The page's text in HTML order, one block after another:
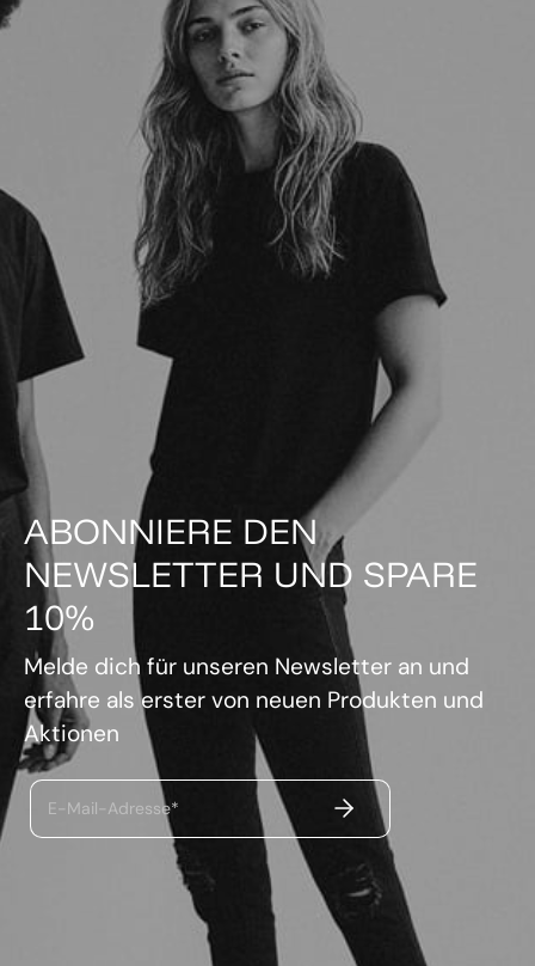
ABONNIERE DEN
NEWSLETTER UND SPARE
10%
Melde dich für unseren Newsletter an und
erfahre als erster von neuen Produkten und
Aktionen
E-Mail-Adresse* ABSENDEN